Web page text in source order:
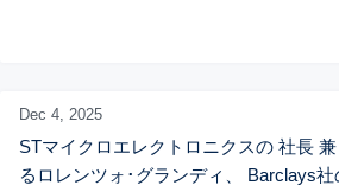
Dec 4, 2025
STマイクロエレクトロニクスの 社長
るロレンツォ･グランディ、 Barclays